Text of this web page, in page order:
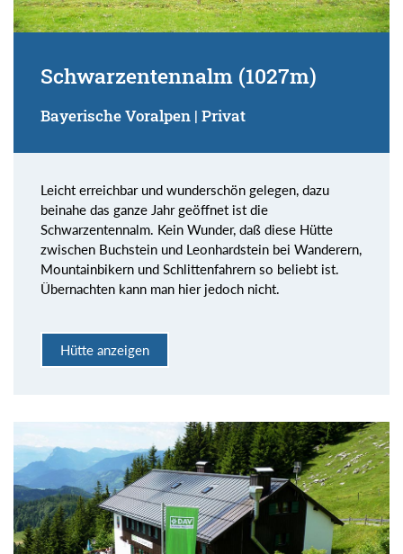
Schwarzentennalm (1027m)
Bayerische Voralpen | Privat
Leicht erreichbar und wunderschön gelegen, dazu
beinahe das ganze Jahr geöffnet ist die
Schwarzentennalm. Kein Wunder, daß diese Hütte
zwischen Buchstein und Leonhardstein bei Wanderern,
Mountainbikern und Schlittenfahrern so beliebt ist.
Übernachten kann man hier jedoch nicht.
Hütte anzeigen